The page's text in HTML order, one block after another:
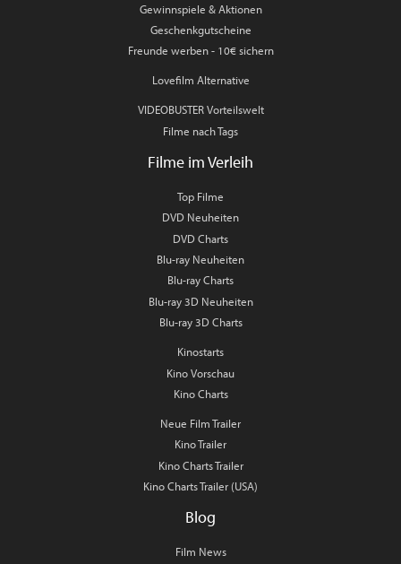
Gewinnspiele & Aktionen
Geschenkgutscheine
Freunde werben - 10€ sichern
Lovefilm Alternative
VIDEOBUSTER Vorteilswelt
Filme nach Tags
Filme im Verleih
Top Filme
DVD Neuheiten
DVD Charts
Blu-ray Neuheiten
Blu-ray Charts
Blu-ray 3D Neuheiten
Blu-ray 3D Charts
Kinostarts
Kino Vorschau
Kino Charts
Neue Film Trailer
Kino Trailer
Kino Charts Trailer
Kino Charts Trailer (USA)
Blog
Film News